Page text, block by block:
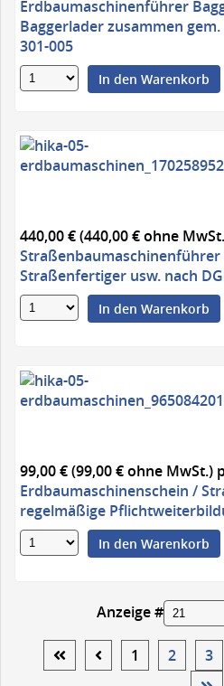
Erdbaumaschinenführer
Baggerlader zusammen
301-005
In den Warenkorb
440,00 € (440,00 € ohne
Straßenfertiger usw. nach
In den Warenkorb
99,00 € (99,00 € ohne MwSt.)
Erdbaumaschinenschein /
regelmäßige
In den Warenkorb
Anzeige #
1 2 3